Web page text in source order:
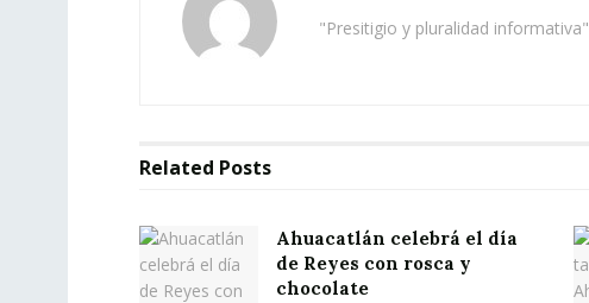
"Presitigio y pluralidad informativa"
Related Posts
Ahuacatlán celebrá el día
de Reyes con rosca y
chocolate